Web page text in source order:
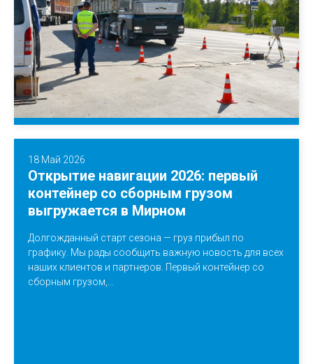
18 Май 2026
Открытие навигации 2026: первый
контейнер со сборным грузом
выгружается в Мирном
Долгожданный старт сезона — груз прибыл по
графику. Мы рады сообщить важную новость для всех
наших клиентов и партнеров. Первый контейнер со
сборным грузом,...